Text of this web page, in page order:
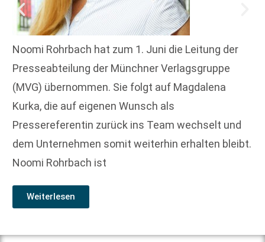
Noomi Rohrbach hat zum 1. Juni die Leitung der
Presseabteilung der Münchner Verlagsgruppe
(MVG) übernommen. Sie folgt auf Magdalena
Kurka, die auf eigenen Wunsch als
Pressereferentin zurück ins Team wechselt und
dem Unternehmen somit weiterhin erhalten bleibt.
Noomi Rohrbach ist
Weiterlesen